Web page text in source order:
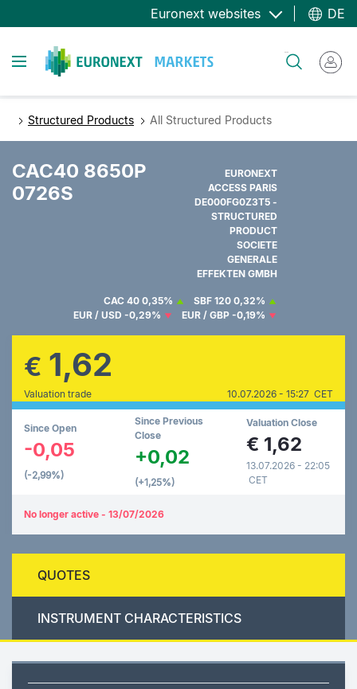
zum
Euronext websites DE
Toggle navigation
Structured Products All Structured Products
CAC40 8650P
0726S
EURONEXT
ACCESS PARIS
DE000FG0Z3T5 -
STRUCTURED
PRODUCT
SOCIETE
GENERALE
EFFEKTEN GMBH
CAC 40 0,35% SBF 120 0,32%
EUR / USD -0,29% EUR / GBP -0,19%
€ 1,62
Valuation trade 10.07.2026 - 15:27 CET
Since Open
-0,05
(-2,99%)
Since Previous
Close
+0,02
(+1,25%)
Valuation Close
€ 1,62
13.07.2026 - 22:05
CET
No longer active - 13/07/2026
QUOTES
INSTRUMENT CHARACTERISTICS